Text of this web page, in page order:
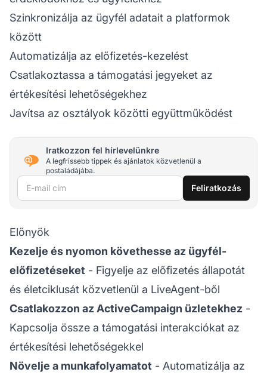
Szinkronizálja az ügyfél adatait a platformok
között
Automatizálja az előfizetés-kezelést
Csatlakoztassa a támogatási jegyeket az
értékesítési lehetőségekhez
Javítsa az osztályok közötti együttműködést
Iratkozzon fel hírlevelünkre
A legfrissebb tippek és ajánlatok közvetlenül a
postaládájába.
E-mail cím Feliratkozás
Előnyök
Kezelje és nyomon követhesse az ügyfél-
előfizetéseket - Figyelje az előfizetés állapotát
és életciklusát közvetlenül a LiveAgent-ből
Csatlakozzon az ActiveCampaign üzletekhez -
Kapcsolja össze a támogatási interakciókat az
értékesítési lehetőségekkel
Növelje a munkafolyamatot - Automatizálja az